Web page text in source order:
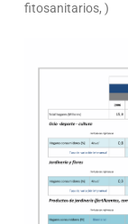
fitosanitarios, )